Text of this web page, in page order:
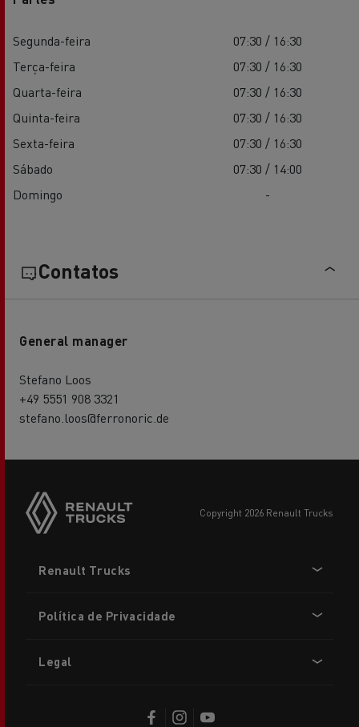
Segunda-feira
07:30 / 16:30
Terça-feira
07:30 / 16:30
Quarta-feira
07:30 / 16:30
Quinta-feira
07:30 / 16:30
Sexta-feira
07:30 / 16:30
Sábado
07:30 / 14:00
Domingo
-
Contatos
General manager
Stefano Loos
+49 5551 908 3321
stefano.loos@ferronoric.de
copyright 2026 Renault Trucks
menu
Renault Trucks
Política de Privacidade
Legal